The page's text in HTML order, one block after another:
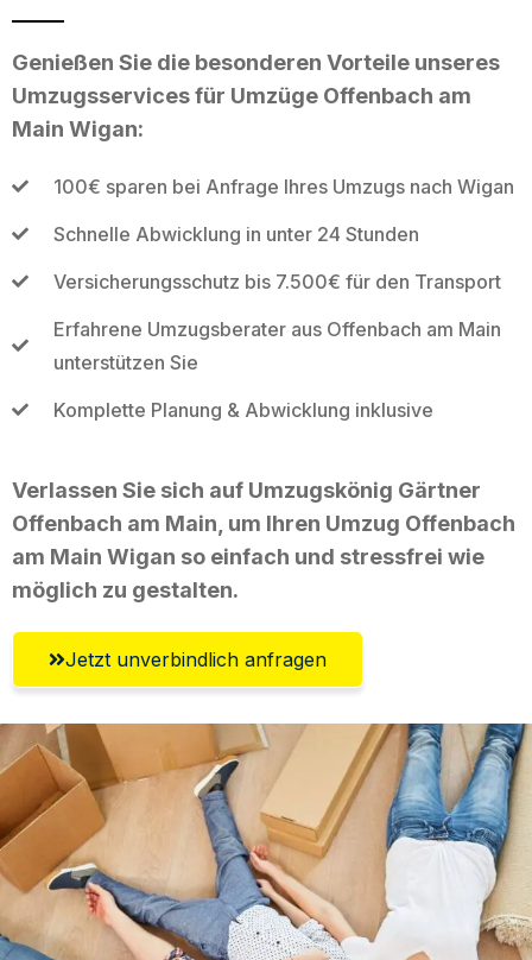
Genießen Sie die besonderen Vorteile unseres
Umzugsservices für Umzüge Offenbach am
Main Wigan:
100€ sparen bei Anfrage Ihres Umzugs nach Wigan
Schnelle Abwicklung in unter 24 Stunden
Versicherungsschutz bis 7.500€ für den Transport
Erfahrene Umzugsberater aus Offenbach am Main
unterstützen Sie
Komplette Planung & Abwicklung inklusive
Verlassen Sie sich auf Umzugskönig Gärtner
Offenbach am Main, um Ihren Umzug Offenbach
am Main Wigan so einfach und stressfrei wie
möglich zu gestalten.
Jetzt unverbindlich anfragen